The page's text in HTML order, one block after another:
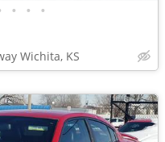
• • •
Wichita, KS